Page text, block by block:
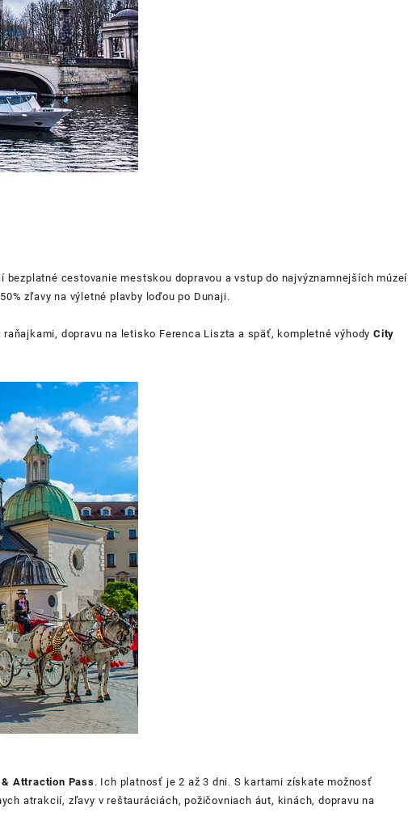
bezplatné cestovanie mestskou dopravou a vstup do najvýznamnejších múzeí
zľavy na výletné plavby loďou po Dunaji.
dopravu na letisko Ferenca Liszta a späť, kompletné výhodyCity
& Attraction Pass. Ich platnosť je 2 až 3 dni. S kartami získate možnosť
atrakcií, zľavy v reštauráciách, požičovniach áut, kinách, dopravu na